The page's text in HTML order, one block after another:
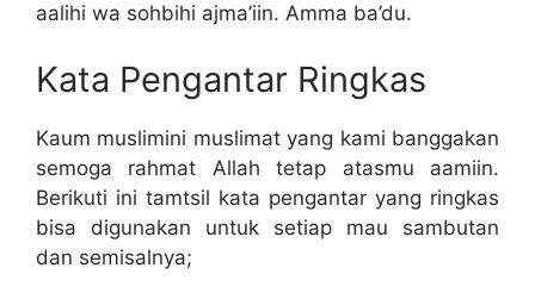
aalihi wa sohbihi ajma’iin. Amma ba’du.
Kata Pengantar Ringkas
Kaum muslimini muslimat yang kami banggakan
semoga rahmat Allah tetap atasmu aamiin.
Berikuti ini tamtsil kata pengantar yang ringkas
bisa digunakan untuk setiap mau sambutan
dan semisalnya;